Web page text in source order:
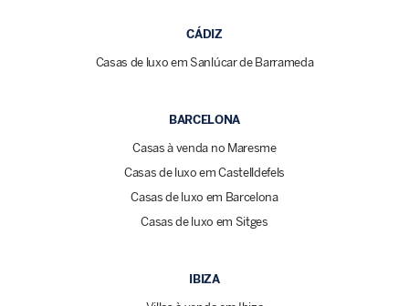
CÁDIZ
Casas de luxo em Sanlúcar de Barrameda
BARCELONA
Casas à venda no Maresme
Casas de luxo em Castelldefels
Casas de luxo em Barcelona
Casas de luxo em Sitges
IBIZA